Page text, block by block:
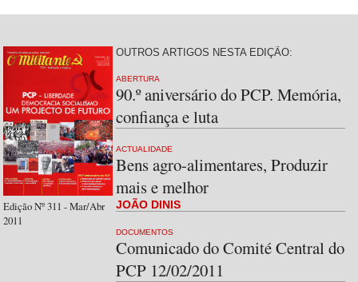
Edição Nº 311 - Mar/Abr
2011
OUTROS ARTIGOS NESTA EDIÇÃO:
ABERTURA
90.º aniversário do PCP. Memória,
confiança e luta
ACTUALIDADE
Bens agro-alimentares, Produzir
mais e melhor
JOÃO DINIS
DOCUMENTOS
Comunicado do Comité Central do
PCP 12/02/2011